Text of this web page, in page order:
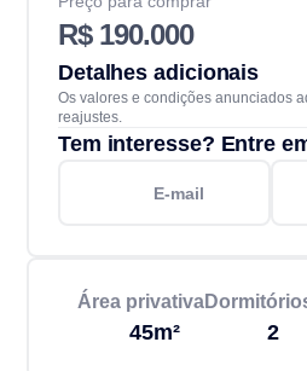
R$ 190.000
Detalhes adicionais
Os valores e condições anunciados
reajustes.
Tem interesse? Entre
E-mail
Área privativa
45m² 2